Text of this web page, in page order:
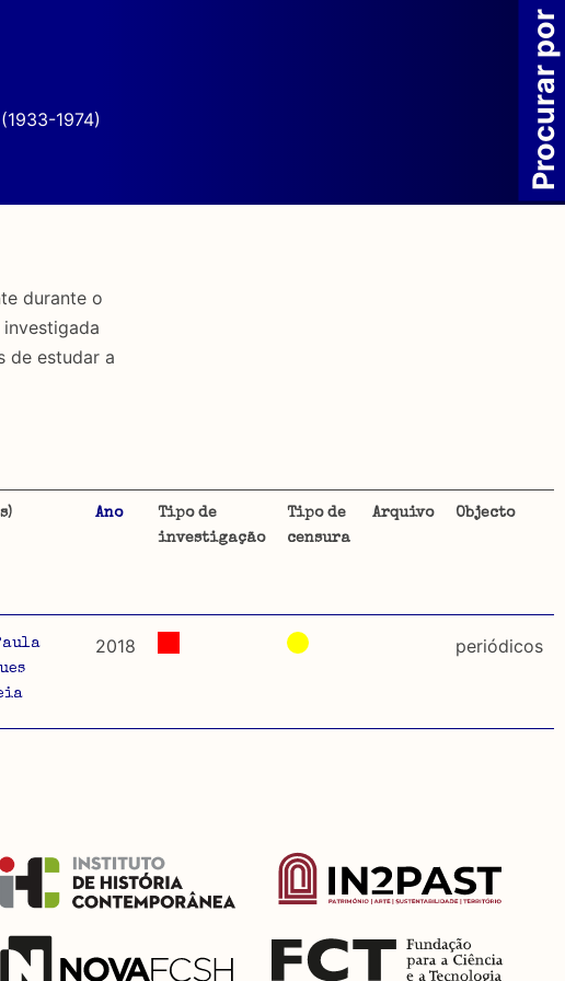
1974)
durante o
de estudar a
É feita uma
depois de
incluídos
Ano
Tipo de
investigação
Tipo de
censura
Arquivo Objecto
2018 periódicos
Procurar por